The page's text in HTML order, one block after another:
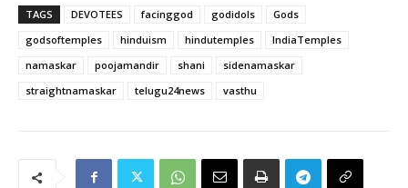
TAGS DEVOTEES facinggod godidols
Gods
godsoftemples
hinduism hindutemples
IndiaTemples
namaskar
poojamandir shani
sidenamaskar
straightnamaskar
telugu24news vasthu